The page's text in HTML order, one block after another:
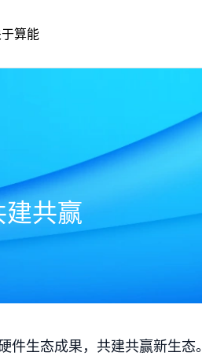
算能
共赢
生态成果，共建共赢新生态。